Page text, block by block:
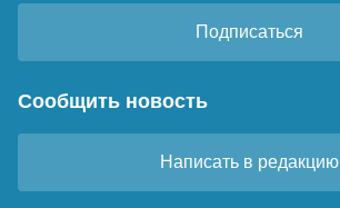
Подписаться
Сообщить новость
Написать в редакцию